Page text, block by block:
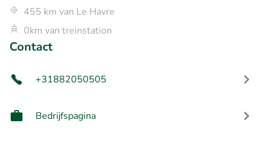
455 km van Le Havre
0km van treinstation
Contact
+31882050505
Bedrijfspagina